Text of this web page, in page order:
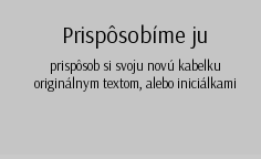
Prispôsobíme ju
prispôsob si svoju novú kabelku
originálnym textom, alebo iniciálkami